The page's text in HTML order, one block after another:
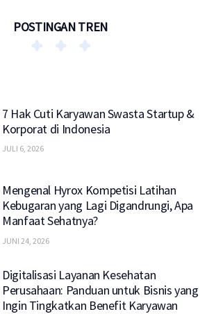
POSTINGAN TREN
7 Hak Cuti Karyawan Swasta Startup &
Korporat di Indonesia
JULI 6, 2026
Mengenal Hyrox Kompetisi Latihan
Kebugaran yang Lagi Digandrungi, Apa
Manfaat Sehatnya?
JUNI 24, 2026
Digitalisasi Layanan Kesehatan
Perusahaan: Panduan untuk Bisnis yang
Ingin Tingkatkan Benefit Karyawan